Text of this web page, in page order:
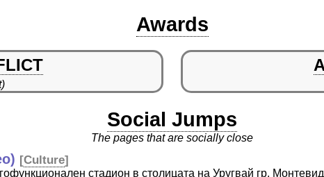
Awards
Social Jumps
The pages that are socially close
[Culture]
стадион в столицата на Уругвай гр.